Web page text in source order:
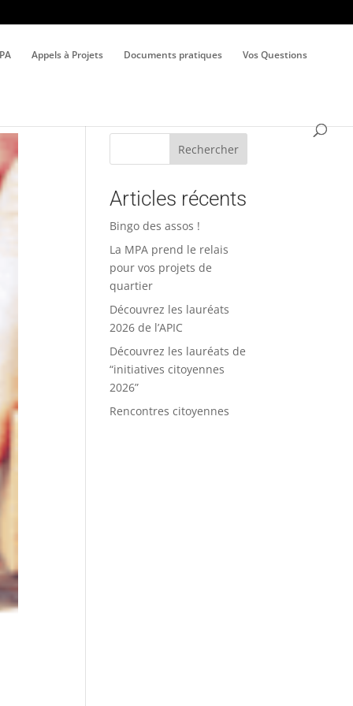
Appels à Projets Documents pratiques Vos Questions
Rechercher
Articles récents
Bingo des assos !
La MPA prend le relais
pour vos projets de
quartier
Découvrez les lauréats
2026 de l’APIC
Découvrez les lauréats de
“initiatives citoyennes
2026”
Rencontres citoyennes